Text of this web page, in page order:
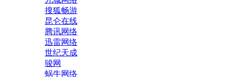
搜狐畅游
昆仑在线
腾讯网络
迅雷网络
世纪天成
骏网
蜗牛网络